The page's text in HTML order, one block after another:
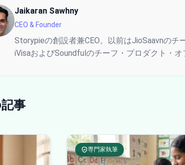
Jaikaran Sawhny
CEO & Founder
Storypieの創設者兼CEO。以前はJioSaavnのチ
iVisaおよびSoundfulのチーフ・プロダクト・オ
事
専門家執筆